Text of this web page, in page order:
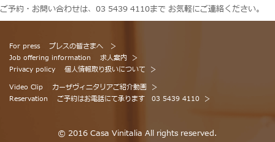
ご予約・お問い合わせは、03 5439 4110まで お気軽にご連絡ください。
For press
プレスの皆さまへ
Job offering information
求人案内
Privacy policy
個人情報取り扱いについて
Video Clip
カーザヴィニタリアご紹介動画
Reservation
ご予約はお電話にて承ります 03 5439 4110
© 2016 Casa Vinitalia All rights reserved.